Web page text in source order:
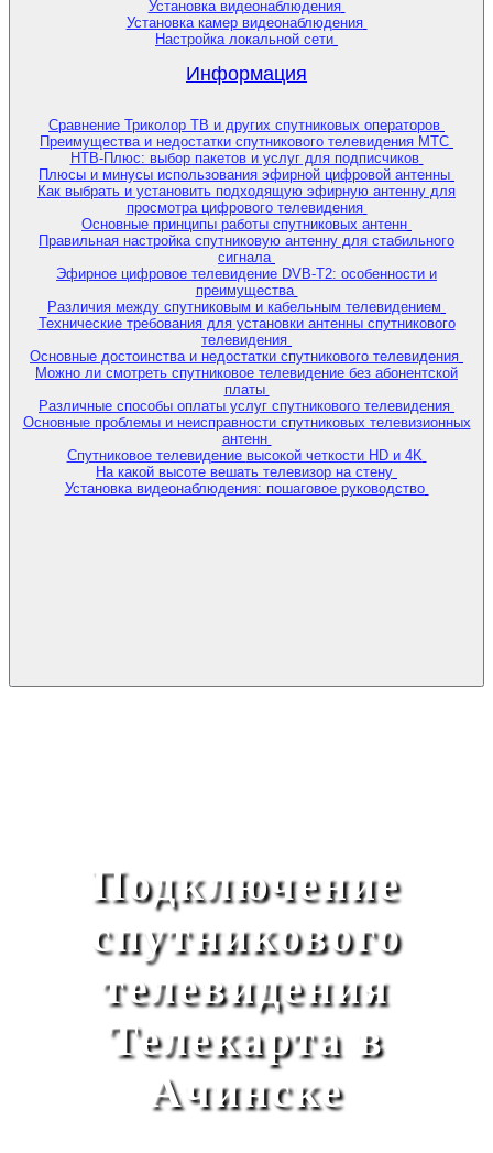
Установка видеонаблюдения
Установка камер видеонаблюдения
Настройка локальной сети
Информация
Сравнение Триколор ТВ и других спутниковых операторов
Преимущества и недостатки спутникового телевидения МТС
НТВ-Плюс: выбор пакетов и услуг для подписчиков
Плюсы и минусы использования эфирной цифровой антенны
Как выбрать и установить подходящую эфирную антенну для
просмотра цифрового телевидения
Основные принципы работы спутниковых антенн
Правильная настройка спутниковую антенну для стабильного
сигнала
Эфирное цифровое телевидение DVB-T2: особенности и
преимущества
Различия между спутниковым и кабельным телевидением
Технические требования для установки антенны спутникового
телевидения
Основные достоинства и недостатки спутникового телевидения
Можно ли смотреть спутниковое телевидение без абонентской
платы
Различные способы оплаты услуг спутникового телевидения
Основные проблемы и неисправности спутниковых телевизионных
антенн
Спутниковое телевидение высокой четкости HD и 4K
На какой высоте вешать телевизор на стену
Установка видеонаблюдения: пошаговое руководство
Подключение
спутникового
телевидения
Телекарта в
Ачинске